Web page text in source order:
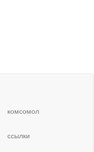
комсомол
ссылки